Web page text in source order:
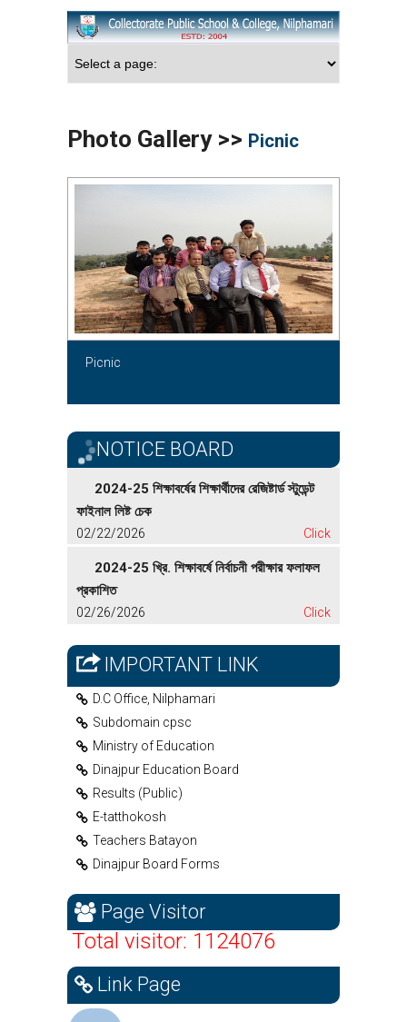
Photo Gallery >> Picnic
Picnic
NOTICE BOARD
2024-25 শিক্ষাবর্ষের শিক্ষার্থীদের রেজিষ্টার্ড স্টুডেন্ট
ফাইনাল লিষ্ট চেক
02/22/2026 Click
2024-25 খ্রি. শিক্ষাবর্ষে নির্বাচনী পরীক্ষার ফলাফল
প্রকাশিত
02/26/2026 Click
IMPORTANT LINK
D.C Office, Nilphamari
Subdomain cpsc
Ministry of Education
Dinajpur Education Board
Results (Public)
E-tatthokosh
Teachers Batayon
Dinajpur Board Forms
Page Visitor
Total visitor: 1124076
Link Page